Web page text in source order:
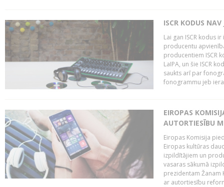
ISCR KODUS
Lai gan ISCR kodus
producentu
producentiem ISCR
LaIPA, un šie ISCR
saukts arī par
fonogrammu jeb
EIROPAS
AUTORTIESĪBU
Eiropas Komisija
Eiropas kultūras
izpildītājiem un
vasaras sākumā
prezidentam Žanam
ar autortiesību